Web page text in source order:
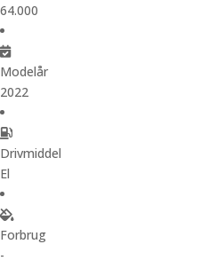
64.000
Modelår
2022
Drivmiddel
El
Forbrug
-